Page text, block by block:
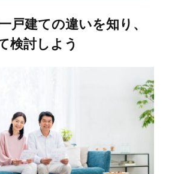
戸建ての違いを知り、
検討しよう